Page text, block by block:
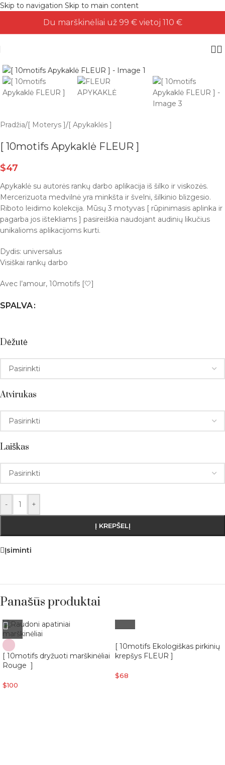
Skip to navigation Skip to main content
Du marškinėliai už 99 € vietoj 110 €
Pradžia/[ Moterys ]/[ Apykaklės ]
[ 10motifs Apykaklė FLEUR ]
$47
Apykaklė su autorės rankų darbo aplikacija iš šilko ir viskozės.
Mercerizuota medvilnė yra minkšta ir švelni, šilkinio blizgesio.
Riboto leidimo kolekcija. Mūsų 3 motyvas [ rūpinimasis aplinka ir
pagarba jos ištekliams ] pasireiškia naudojant audinių likučius
unikalioms aplikacijoms kurti.
Dydis: universalus
Visiškai rankų darbo
Avec l’amour, 10motifs [🤍]
SPALVA
Dėžutė
Atvirukas
Laiškas
- +
Į KREPŠELĮ
Įsiminti
Panašūs produktai
[ 10motifs dryžuoti marškinėliai
Rouge ]
$100
[ 10motifs Ekologiškas pirkinių
krepšys FLEUR ]
$68